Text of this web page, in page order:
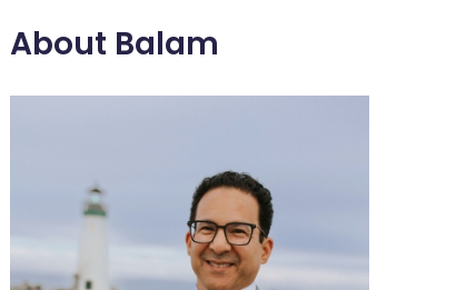
About Balam